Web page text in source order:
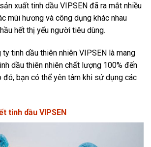
xuất tinh dầu VIPSEN đã ra mắt nhiều
mùi hương và công dụng khác nhau
hết thị yếu người tiêu dùng.
tinh dầu thiên nhiên VIPSEN là mang
dầu thiên nhiên chất lượng 100% đến
đó, bạn có thể yên tâm khi sử dụng các
tinh dầu VIPSEN